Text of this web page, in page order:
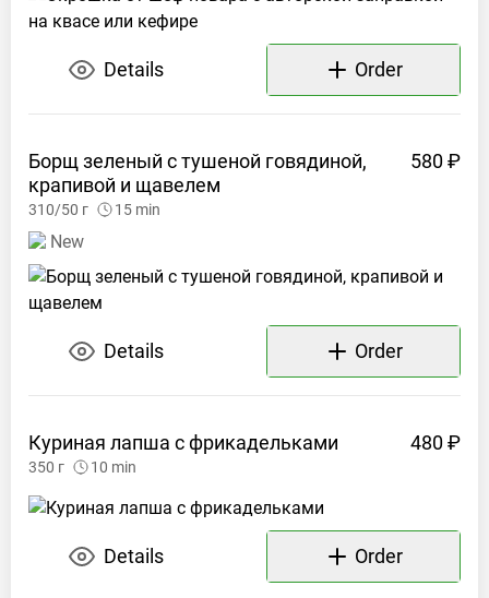
Details Order
Борщ зеленый с тушеной говядиной,
крапивой и щавелем
580 ₽
310/50 г 15 min
New
Details Order
Куриная лапша сфрикадельками 480 ₽
350 г 10 min
Details Order